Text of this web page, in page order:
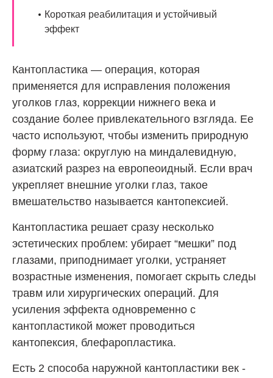
Короткая реабилитация и устойчивый
эффект
Кантопластика — операция, которая
применяется для исправления положения
уголков глаз, коррекции нижнего века и
создание более привлекательного взгляда. Ее
часто используют, чтобы изменить природную
форму глаза: округлую на миндалевидную,
азиатский разрез на европеоидный. Если врач
укрепляет внешние уголки глаз, такое
вмешательство называется кантопексией.
Кантопластика решает сразу несколько
эстетических проблем: убирает “мешки” под
глазами, приподнимает уголки, устраняет
возрастные изменения, помогает скрыть следы
травм или хирургических операций. Для
усиления эффекта одновременно с
кантопластикой может проводиться
кантопексия, блефаропластика.
Есть 2 способа наружной кантопластики век -